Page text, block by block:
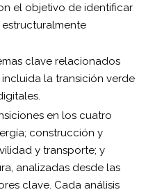
el objetivo de identificar
clave relacionados
la transición verde
en los cuatro
construcción y
y transporte; y
analizadas desde las
clave. Cada análisis